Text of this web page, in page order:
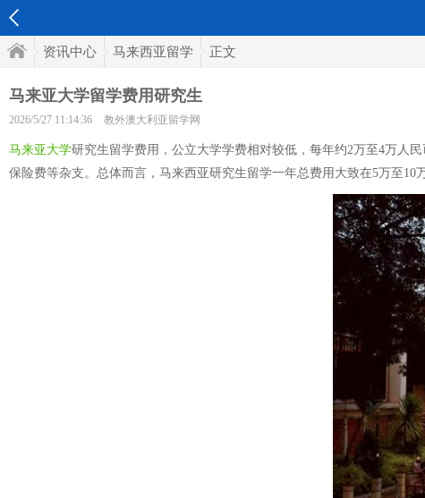
资讯中心 马来西亚留学 正文
马来亚大学留学费用研究生
2026/5/27 11:14:36 教外澳大利亚留学网
马来亚大学研究生留学费用，公立大学学费相对较低，每年约2万至4万人
保险费等杂支。总体而言，马来西亚研究生留学一年总费用大致在5万至10